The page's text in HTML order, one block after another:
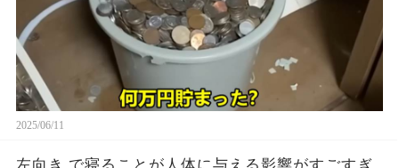
2025/06/11
左向き で寝ることが人体に与える影響がすごすぎ